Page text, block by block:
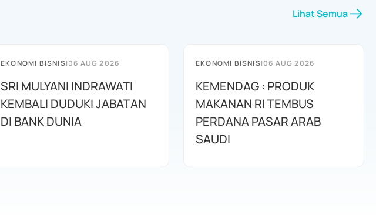
Lihat Semua
EKONOMI BISNIS|06 AUG 2026
SRI MULYANI INDRAWATI
KEMBALI DUDUKI JABATAN
DI BANK DUNIA
EKONOMI BISNIS|06 AUG 2026
KEMENDAG : PRODUK
MAKANAN RI TEMBUS
PERDANA PASAR ARAB
SAUDI